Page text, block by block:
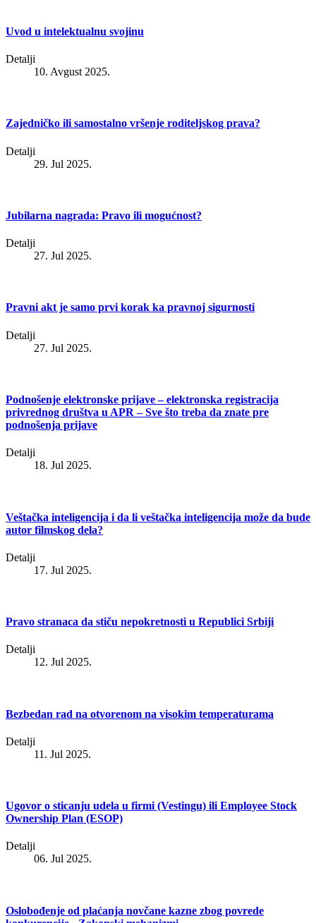
Uvod u intelektualnu svojinu
Detalji
10. Avgust 2025.
Zajedničko ili samostalno vršenje roditeljskog prava?
Detalji
29. Jul 2025.
Jubilarna nagrada: Pravo ili mogućnost?
Detalji
27. Jul 2025.
Pravni akt je samo prvi korak ka pravnoj sigurnosti
Detalji
27. Jul 2025.
Podnošenje elektronske prijave – elektronska registracija
privrednog društva u APR – Sve što treba da znate pre
podnošenja prijave
Detalji
18. Jul 2025.
Veštačka inteligencija i da li veštačka inteligencija može da bude
autor filmskog dela?
Detalji
17. Jul 2025.
Pravo stranaca da stiču nepokretnosti u Republici Srbiji
Detalji
12. Jul 2025.
Bezbedan rad na otvorenom na visokim temperaturama
Detalji
11. Jul 2025.
Ugovor o sticanju udela u firmi (Vestingu) ili Employee Stock
Ownership Plan (ESOP)
Detalji
06. Jul 2025.
Oslobođenje od plaćanja novčane kazne zbog povrede